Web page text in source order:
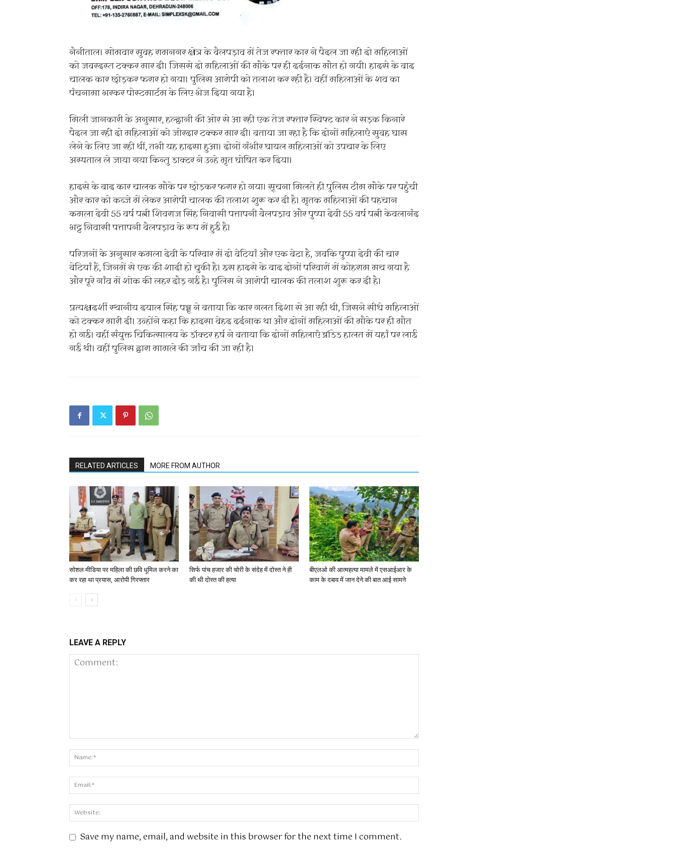
नैनीताल। सोमवार सुबह रामनगर क्षेत्र के बैलपड़ाव में तेज रफ्तार कार ने पैदल जा रही दो महिलाओं
को जबरदस्त टक्कर मार दी। जिससे दो महिलाओं की मौके पर ही दर्दनाक मौत हो गयी। हादसे के बाद
चालक कार छोड़कर फरार हो गया। पुलिस आरोपी को तलाश कर रही है। वहीं महिलाओं के शव का
पंचनामा भरकर पोस्टमार्टम के लिए भेज दिया गया है।
मिली जानकारी के अनुसार, हल्द्वानी की ओर से आ रही एक तेज रफ्तार स्विफ्ट कार ने सड़क किनारे
पैदल जा रही दो महिलाओं को जोरदार टक्कर मार दी। बताया जा रहा है कि दोनों महिलाएं सुबह घास
लेने के लिए जा रही थीं, तभी यह हादसा हुआ। दोनों गंभीर घायल महिलाओं को उपचार के लिए
अस्पताल ले जाया गया किन्तु डाक्टर ने उन्हे मृत घोषित कर दिया।
हादसे के बाद कार चालक मौके पर छोड़कर फरार हो गया। सूचना मिलते ही पुलिस टीम मौके पर पहुंची
और कार को कब्जे में लेकर आरोपी चालक की तलाश शुरू कर दी है। मृतक महिलाओं की पहचान
कमला देवी 55 वर्ष पत्नी शिवराज सिंह निवासी पत्तापनी बैलपड़ाव और पुष्पा देवी 55 वर्ष पत्नी केवलानंद
भट्ट निवासी पत्तापनी बैलपड़ाव के रूप में हुई है।
परिजनों के अनुसार कमला देवी के परिवार में दो बेटियां और एक बेटा है, जबकि पुष्पा देवी की चार
बेटियां हैं, जिनमें से एक की शादी हो चुकी है। इस हादसे के बाद दोनों परिवारों में कोहराम मच गया है
और पूरे गांव में शोक की लहर दौड़ गई है। पुलिस ने आरोपी चालक की तलाश शुरू कर दी है।
प्रत्यक्षदर्शी स्थानीय दयाल सिंह पन्नू ने बताया कि कार गलत दिशा से आ रही थी, जिसने सीधे महिलाओं
को टक्कर मारी दी। उन्होंने कहा कि हादसा बेहद दर्दनाक था और दोनों महिलाओं की मौके पर ही मौत
हो गई। वहीं संयुक्त चिकित्सालय के डॉक्टर हर्ष ने बताया कि दोनों महिलाएं ब्रॉडेड हालत में यहां पर लाई
गई थी। वहीं पुलिस द्वारा मामले की जांच की जा रही है।
RELATED ARTICLES MORE FROM AUTHOR
सोशल मीडिया पर महिला की छवि धूमिल करने का
कर रहा था प्रयास, आरोपी गिरफ्तार
सिर्फ पांच हजार की चोरी के संदेह में दोस्त ने ही
की थी दोस्त की हत्या
बीएलओ की आत्महत्या मामले में एसआईआर के
काम के दबाव में जान देने की बात आई सामने
LEAVE A REPLY
Save my name, email, and website in this browser for the next time I comment.